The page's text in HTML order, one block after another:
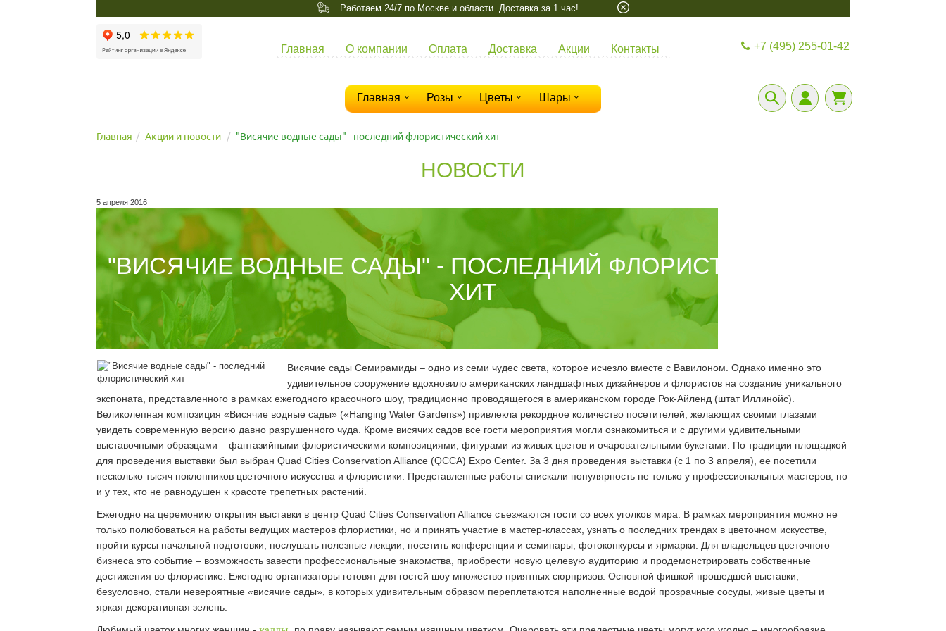
Работаем 24/7 по Москве и области. Доставка за 1 час!
Главная О компании Оплата Доставка Акции Контакты
Главная Розы Цветы Шары
+7 (495) 255-01-42
Главная Акции и новости "Висячие водные сады" - последний флористический хит
НОВОСТИ
5 апреля 2016
"ВИСЯЧИЕ ВОДНЫЕ САДЫ" - ПОСЛЕДНИЙ ФЛОРИСТИЧЕСКИЙ
ХИТ
Висячие сады Семирамиды – одно из семи чудес света, которое исчезло вместе с Вавилоном. Однако именно это
удивительное сооружение вдохновило американских ландшафтных дизайнеров и флористов на создание уникального
экспоната, представленного в рамках ежегодного красочного шоу, традиционно проводящегося в американском городе Рок-Айленд (штат Иллинойс).
Великолепная композиция «Висячие водные сады» («Hanging Water Gardens») привлекла рекордное количество посетителей, желающих своими глазами
увидеть современную версию давно разрушенного чуда. Кроме висячих садов все гости мероприятия могли ознакомиться и с другими удивительными
выставочными образцами – фантазийными флористическими композициями, фигурами из живых цветов и очаровательными букетами. По традиции площадкой
для проведения выставки был выбран Quad Cities Conservation Alliance (QCCA) Expo Center. За 3 дня проведения выставки (с 1 по 3 апреля), ее посетили
несколько тысяч поклонников цветочного искусства и флористики. Представленные работы снискали популярность не только у профессиональных мастеров, но
и у тех, кто не равнодушен к красоте трепетных растений.
Ежегодно на церемонию открытия выставки в центр Quad Cities Conservation Alliance съезжаются гости со всех уголков мира. В рамках мероприятия можно не
только полюбоваться на работы ведущих мастеров флористики, но и принять участие в мастер-классах, узнать о последних трендах в цветочном искусстве,
пройти курсы начальной подготовки, послушать полезные лекции, посетить конференции и семинары, фотоконкурсы и ярмарки. Для владельцев цветочного
бизнеса это событие – возможность завести профессиональные знакомства, приобрести новую целевую аудиторию и продемонстрировать собственные
достижения во флористике. Ежегодно организаторы готовят для гостей шоу множество приятных сюрпризов. Основной фишкой прошедшей выставки,
безусловно, стали невероятные «висячие сады», в которых удивительным образом переплетаются наполненные водой прозрачные сосуды, живые цветы и
яркая декоративная зелень.